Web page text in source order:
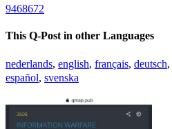
9468672
This Q-Post in other Languages
nederlands, english, français, deutsch,
español, svenska